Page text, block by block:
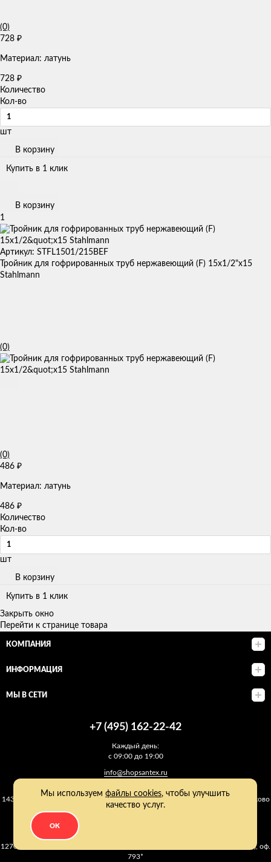
(0)
728 ₽
Материал: латунь
728 ₽
Количество
Кол-во
шт
В корзину
Купить в 1 клик
В корзину
1
Артикул: STFL1501/215BEF
Тройник для гофрированных труб нержавеющий (F) 15x1/2"х15
Stahlmann
(0)
(0)
486 ₽
Материал: латунь
486 ₽
Количество
Кол-во
шт
В корзину
Купить в 1 клик
Закрыть окно
Перейти к странице товара
КОМПАНИЯ
ИНФОРМАЦИЯ
МЫ В СЕТИ
+7 (495) 162-22-42
Каждый день:
с 09:00 до 19:00
info@shopsantex.ru
Адрес магазина:
143021 МО, г. Одинцово, Одинцовский р-он, 2-ое Успенское ш., д. Матвейково
уч. 42, ТВЦ "ЯГОДКА VILLAGE".
21 км от МКАД (пересечение Можайского ш. с 2-ым Успенским ш.).
127018 Москва, улица Сущёвский Вал, 9 (Бизнес-центр "КАСКАД-МЕБЕЛЬ"), оф.
793*
Мы используемфайлы cookies, чтобы улучшить
качество услуг.
OK